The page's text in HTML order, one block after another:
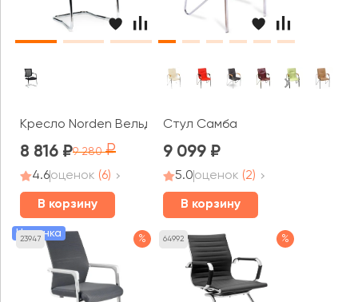
Кресло Norden Вельд CF
8 816 9 280
4.6оценок (6)
В корзину
Стул Самба
9 099
5.0оценок (2)
В корзину
23947
Новинка % 64992 %